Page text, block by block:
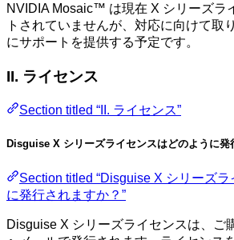
NVIDIA Mosaic™ は現在 X シリーズラ
トされていませんが、対応に向けて取
にサポートを提供する予定です。
II. ライセンス
Section titled “II. ライセンス”
Disguise X シリーズライセンスはどのように発
Section titled “Disguise X シリーズラ
に発行されますか？”
Disguise X シリーズライセンスは、ご